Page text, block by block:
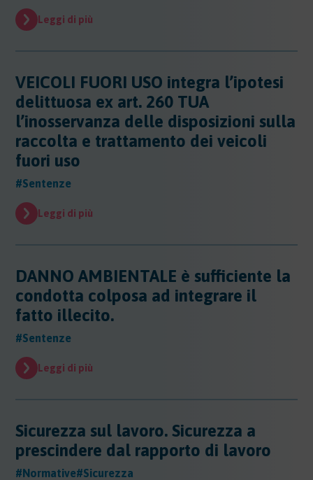
Regioni - Liguria
Regioni - Molise
Regioni - Piemonte
Regioni - Puglia
Regioni - Sardegna
Regioni - Sicilia
Regioni - Toscana
Regioni - Trentino Alto Adige
Regioni - Valle DAosta
Sicurezza - DPI
Sicurezza - Stress Lavoro-Correlato
Sicurezza - Seveso
Sicurezza - Prevenzione incendi
Sicurezza - Rumore
Sicurezza - Radiazioni ottiche
Sicurezza - Covid 19
Sostanze - Pericolose
Sostenibilita
Trasporti
Leggi di più
VEICOLI FUORI USO integra l’ipotesi
delittuosa ex art. 260 TUA
l’inosservanza delle disposizioni sulla
raccolta e trattamento dei veicoli
fuori uso
#Sentenze
Leggi di più
DANNO AMBIENTALE è sufficiente la
condotta colposa ad integrare il
fatto illecito.
#Sentenze
Leggi di più
Sicurezza sul lavoro. Sicurezza a
prescindere dal rapporto di lavoro
#Normative#Sicurezza